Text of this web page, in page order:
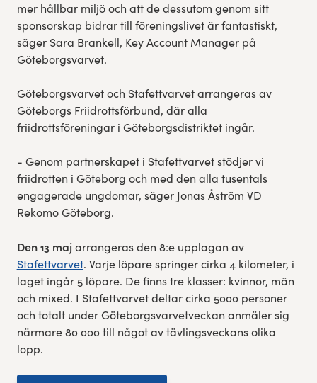
mer hållbar miljö och att de dessutom genom sitt
sponsorskap bidrar till föreningslivet är fantastiskt,
säger Sara Brankell, Key Account Manager på
Göteborgsvarvet.
Göteborgsvarvet och Stafettvarvet arrangeras av
Göteborgs Friidrottsförbund, där alla
friidrottsföreningar i Göteborgsdistriktet ingår.
- Genom partnerskapet i Stafettvarvet stödjer vi
friidrotten i Göteborg och med den alla tusentals
engagerade ungdomar, säger Jonas Åström VD
Rekomo Göteborg.
Den 13 majarrangeras den 8:e upplagan av ​
Stafettvarvet. Varje löpare springer cirka 4 kilometer, i
laget ingår 5 löpare. De finns tre klasser: kvinnor, män
och mixed. I Stafettvarvet deltar cirka 5000 personer
och totalt under Göteborgsvarvetveckan anmäler sig
närmare 80 000 till något av tävlingsveckans olika
lopp.